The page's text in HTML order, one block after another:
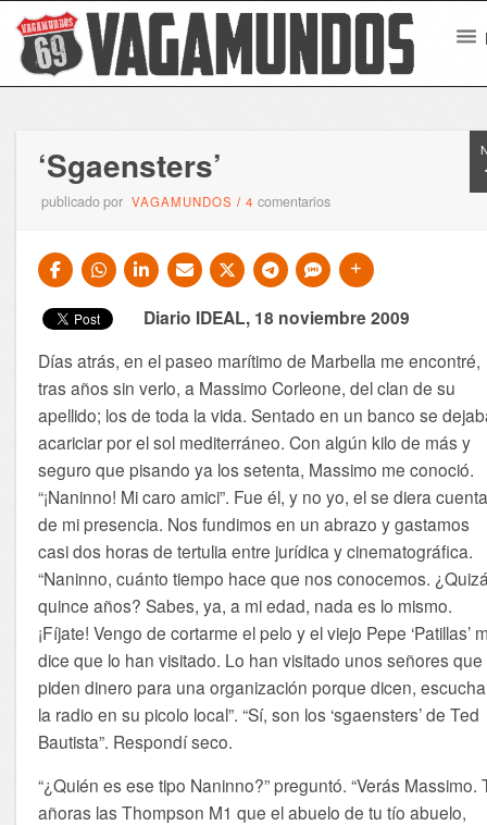
‘Sgaensters’
publicado por VAGAMUNDOS /4comentarios
Diario IDEAL, 18 noviembre 2009
Días atrás, en el paseo marítimo de Marbella me encontré,
tras años sin verlo, a Massimo Corleone, del clan de su
apellido; los de toda la vida. Sentado en un banco se
acariciar por el sol mediterráneo. Con algún kilo de más y
seguro que pisando ya los setenta, Massimo me conoció.
“¡Naninno! Mi caro amici”. Fue él, y no yo, el se diera
de mi presencia. Nos fundimos en un abrazo y gastamos
casi dos horas de tertulia entre jurídica y cinematográfica.
“Naninno, cuánto tiempo hace que nos conocemos.
quince años? Sabes, ya, a mi edad, nada es lo mismo.
¡Fíjate! Vengo de cortarme el pelo y el viejo Pepe ‘Patillas’
dice que lo han visitado. Lo han visitado unos señores que
piden dinero para una organización porque dicen, escucha
la radio en su picolo local”. “Sí, son los ‘sgaensters’ de Ted
Bautista”. Respondí seco.
“¿Quién es ese tipo Naninno?” preguntó. “Verás Massimo.
añoras las Thompson M1 que el abuelo de tu tío abuelo,